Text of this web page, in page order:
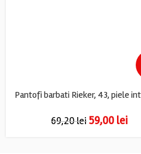
69,20lei 59,00 lei